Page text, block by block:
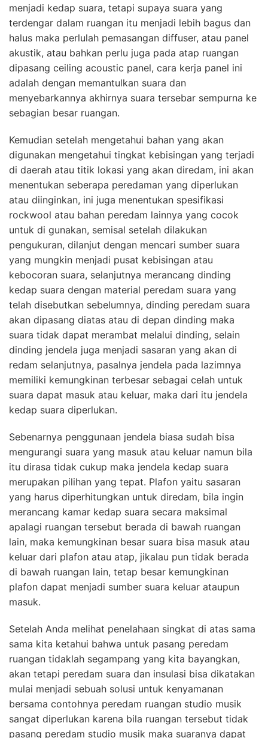
menjadi kedap suara, tetapi supaya suara yang
terdengar dalam ruangan itu menjadi lebih bagus dan
halus maka perlulah pemasangan diffuser, atau panel
akustik, atau bahkan perlu juga pada atap ruangan
dipasang ceiling acoustic panel, cara kerja panel ini
adalah dengan memantulkan suara dan
menyebarkannya akhirnya suara tersebar sempurna ke
sebagian besar ruangan.
Kemudian setelah mengetahui bahan yang akan
digunakan mengetahui tingkat kebisingan yang terjadi
di daerah atau titik lokasi yang akan diredam, ini akan
menentukan seberapa peredaman yang diperlukan
atau diinginkan, ini juga menentukan spesifikasi
rockwool atau bahan peredam lainnya yang cocok
untuk di gunakan, semisal setelah dilakukan
pengukuran, dilanjut dengan mencari sumber suara
yang mungkin menjadi pusat kebisingan atau
kebocoran suara, selanjutnya merancang dinding
kedap suara dengan material peredam suara yang
telah disebutkan sebelumnya, dinding peredam suara
akan dipasang diatas atau di depan dinding maka
suara tidak dapat merambat melalui dinding, selain
dinding jendela juga menjadi sasaran yang akan di
redam selanjutnya, pasalnya jendela pada lazimnya
memiliki kemungkinan terbesar sebagai celah untuk
suara dapat masuk atau keluar, maka dari itu jendela
kedap suara diperlukan.
Sebenarnya penggunaan jendela biasa sudah bisa
mengurangi suara yang masuk atau keluar namun bila
itu dirasa tidak cukup maka jendela kedap suara
merupakan pilihan yang tepat. Plafon yaitu sasaran
yang harus diperhitungkan untuk diredam, bila ingin
merancang kamar kedap suara secara maksimal
apalagi ruangan tersebut berada di bawah ruangan
lain, maka kemungkinan besar suara bisa masuk atau
keluar dari plafon atau atap, jikalau pun tidak berada
di bawah ruangan lain, tetap besar kemungkinan
plafon dapat menjadi sumber suara keluar ataupun
masuk.
Setelah Anda melihat penelahaan singkat di atas sama
sama kita ketahui bahwa untuk pasang peredam
ruangan tidaklah segampang yang kita bayangkan,
akan tetapi peredam suara dan insulasi bisa dikatakan
mulai menjadi sebuah solusi untuk kenyamanan
bersama contohnya peredam ruangan studio musik
sangat diperlukan karena bila ruangan tersebut tidak
pasang peredam studio musik maka suaranya dapat